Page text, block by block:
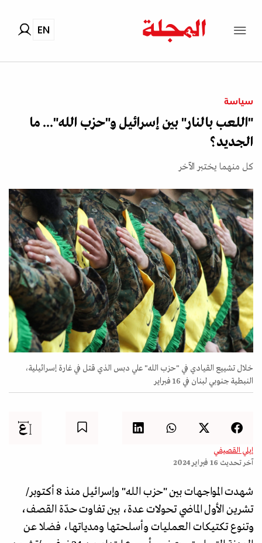
EN
سياسة
"اللعب بالنار" بين إسرائيل و"حزب الله"... ما
الجديد؟
كل منهما يختبر الآخر
خلال تشييع القيادي في "حزب الله" علي دبس الذي قتل في غارة إسرائيلية،
النبطية جنوبي لبنان في 16 فبراير
إيلي القصيفي
آخر تحديث 16 فبراير 2024
شهدت المواجهات بين "حزب الله" وإسرائيل منذ 8 أكتوبر/
تشرين الأول الماضي تحولات عدة، بين تفاوت حدّة القصف،
وتنوع تكتيكات العمليات وأسلحتها ومدياتها، فضلا عن